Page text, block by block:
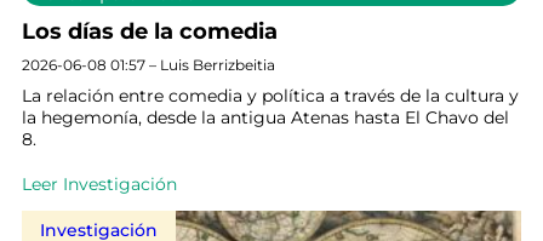
Los días de la comedia
2026-06-08 01:57 – Luis Berrizbeitia
La relación entre comedia y política a través de la cultura y
la hegemonía, desde la antigua Atenas hasta El Chavo del
8.
Leer Investigación
Investigación